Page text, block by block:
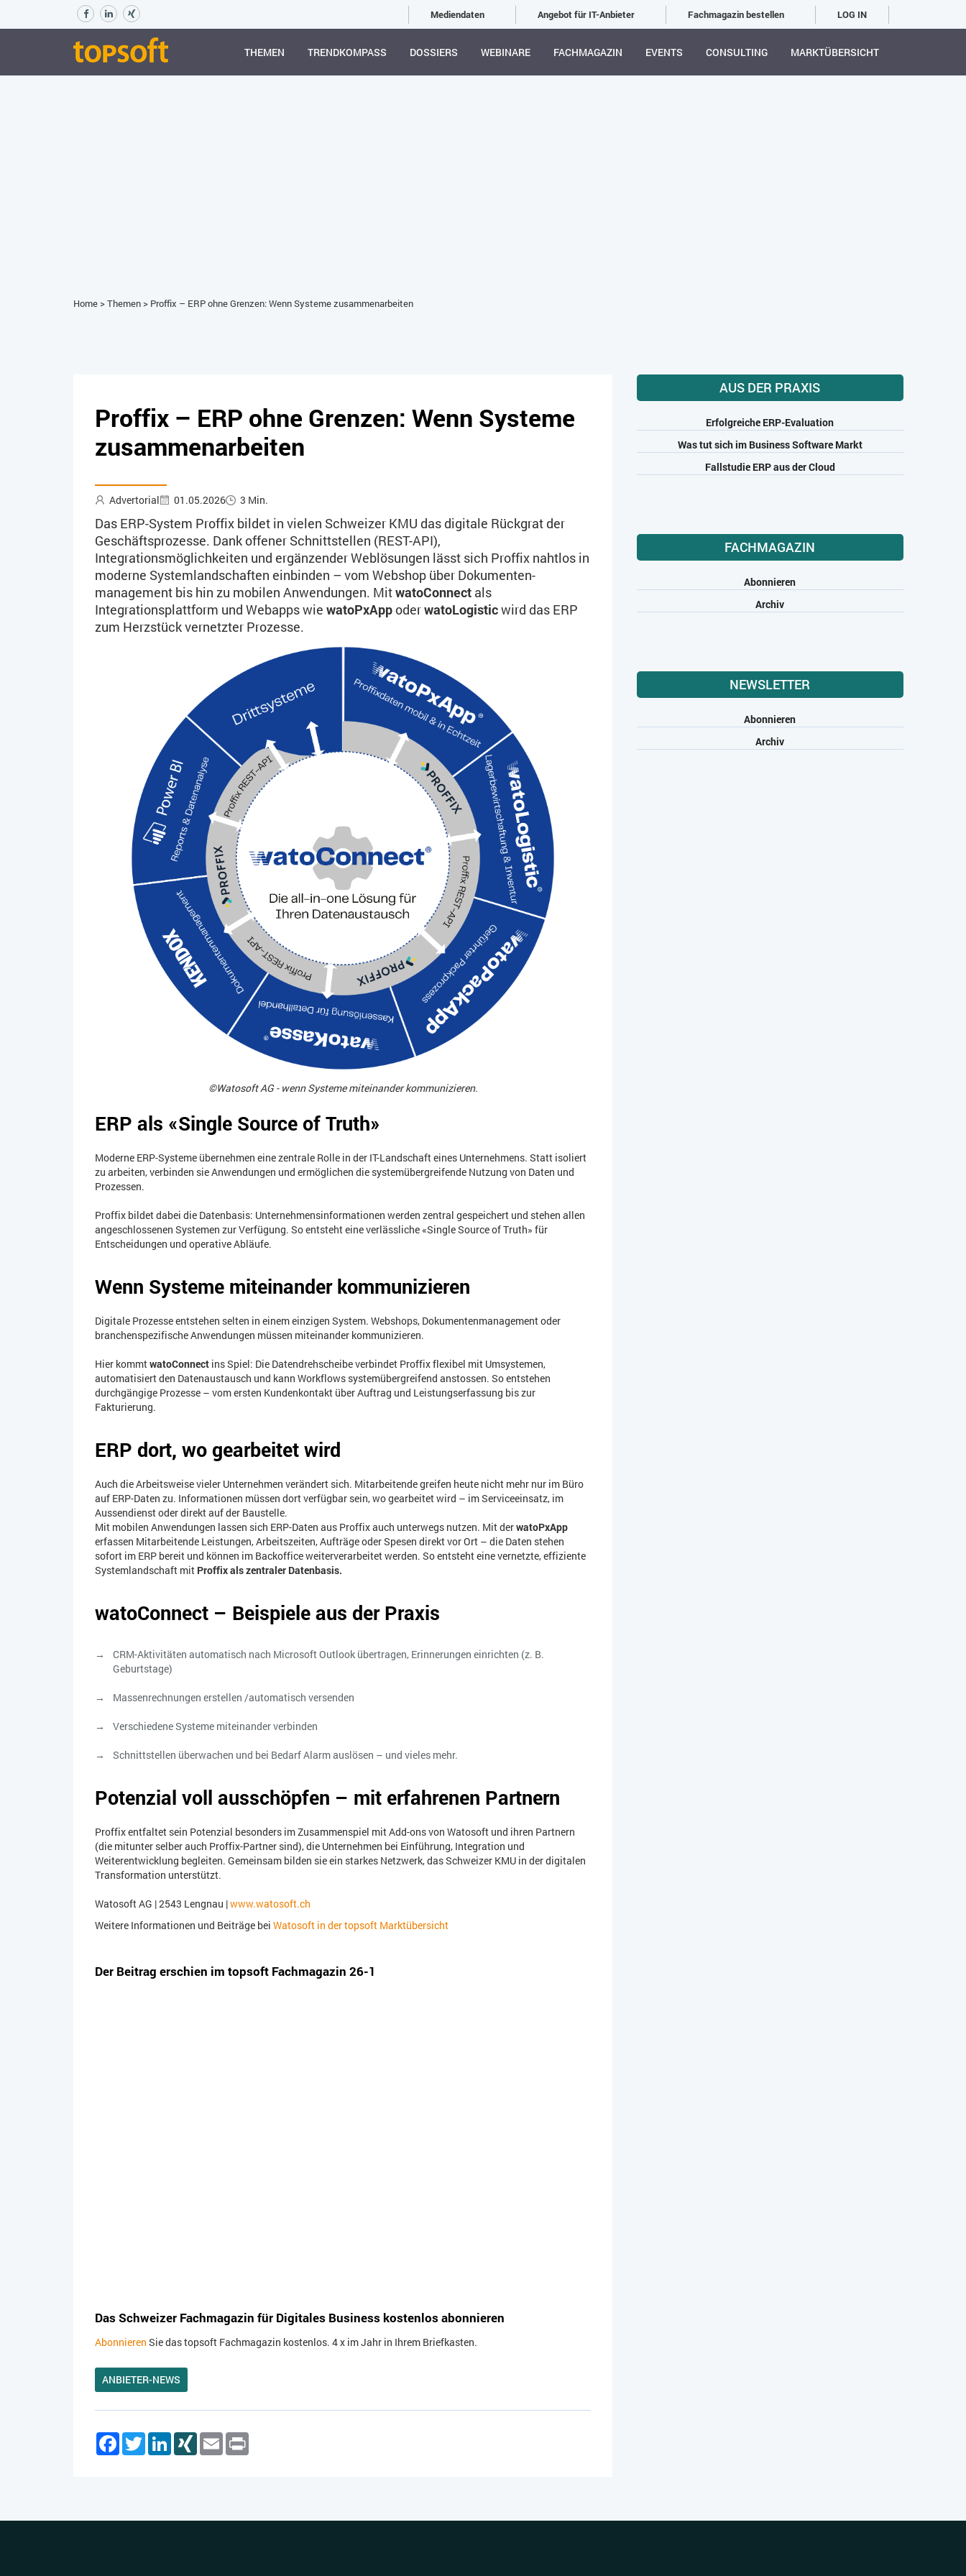
Mediendaten Angebot für IT-Anbieter Fachmagazin bestellen LOG IN
THEMEN TRENDKOMPASS DOSSIERS WEBINARE FACHMAGAZIN EVENTS CONSULTING MARKTÜBERSICHT
Home>Themen> Proffix – ERP ohne Grenzen: Wenn Systeme zusammenarbeiten
Proffix – ERP ohne Grenzen: Wenn Systeme
zusammenarbeiten
Advertorial 01.05.2026 3 Min.
Das ERP-System Proffix bildet in vielen Schweizer KMU das digitale Rückgrat der
Geschäftsprozesse. Dank offener Schnittstellen (REST-API),
Integrationsmöglichkeiten und ergänzender Weblösungen lässt sich Proffix nahtlos in
moderne Systemlandschaften einbinden – vom Webshop über Dokumenten­
management bis hin zu mobilen Anwendungen. MitwatoConnect als
Integrationsplattform und Webapps wie watoPxAppoderwatoLogisticwird das ERP
zum Herzstück vernetzter Prozesse.
©Watosoft AG - wenn Systeme miteinander kommunizieren.
ERP als «Single Source of Truth»
Moderne ERP-Systeme übernehmen eine zentrale Rolle in der IT-Landschaft eines Unternehmens. Statt isoliert
zu arbeiten, verbinden sie Anwendungen und ermöglichen die systemübergreifende Nutzung von Daten und
Prozessen.
Proffix bildet dabei die Datenbasis: Unternehmensinformationen werden zentral gespeichert und stehen allen
angeschlossenen Systemen zur Verfügung. So entsteht eine verlässliche «Single Source of Truth» für
Entscheidungen und operative Abläufe.
Wenn Systeme miteinander kommunizieren
Digitale Prozesse entstehen selten in einem einzigen System. Webshops, Dokumentenmanagement oder
branchenspezifische Anwendungen müssen miteinander kommunizieren.
Hier kommtwatoConnect ins Spiel: Die Datendrehscheibe verbindet Proffix flexibel mit Umsystemen,
automatisiert den Datenaustausch und kann Workflows systemübergreifend anstossen. So entstehen
durchgängige Prozesse – vom ersten Kundenkontakt über Auftrag und Leistungserfassung bis zur
Fakturierung.
ERP dort, wo gearbeitet wird
Auch die Arbeitsweise vieler Unternehmen verändert sich. Mitarbeitende greifen heute nicht mehr nur im Büro
auf ERP-Daten zu. Informationen müssen dort verfügbar sein, wo gearbeitet wird – im Serviceeinsatz, im
Aussendienst oder direkt auf der Baustelle.
Mit mobilen Anwendungen lassen sich ERP-Daten aus Proffix auch unterwegs nutzen. Mit derwatoPxApp
erfassen Mitarbeitende Leistungen, Arbeitszeiten, Aufträge oder Spesen direkt vor Ort – die Daten stehen
sofort im ERP bereit und können im Backoffice weiterverarbeitet werden. So entsteht eine vernetzte, effiziente
Systemlandschaft mit Proffix als zentraler Datenbasis.
watoConnect – Beispiele aus der Praxis
CRM-Aktivitäten automatisch nach Microsoft Outlook übertragen, Erinnerungen einrichten (z. B.
Geburtstage)
Massenrechnungen erstellen /automatisch versenden
Verschiedene Systeme miteinander verbinden
Schnittstellen überwachen und bei Bedarf Alarm auslösen – und vieles mehr.
Potenzial voll ausschöpfen – mit erfahrenen Partnern
Proffix entfaltet sein Potenzial besonders im Zusammenspiel mit Add-ons von Watosoft und ihren Partnern
(die mitunter selber auch Proffix-Partner sind), die Unternehmen bei Einführung, Integration und
Weiterentwicklung begleiten. Gemeinsam bilden sie ein starkes Netzwerk, das Schweizer KMU in der digitalen
Transformation unterstützt.
Watosoft AG | 2543 Lengnau |www.watosoft.ch
Weitere Informationen und Beiträge bei Watosoft in der topsoft Marktübersicht
Der Beitrag erschien im topsoft Fachmagazin 26-1
Das Schweizer Fachmagazin für Digitales Business kostenlos abonnieren
Abonnieren Sie das topsoft Fachmagazin kostenlos. 4 x im Jahr in Ihrem Briefkasten.
ANBIETER-NEWS
FacebookTwitterLinkedInXING Email
AUS DER PRAXIS
Erfolgreiche ERP-Evaluation
Was tut sich im Business Software Markt
Fallstudie ERP aus der Cloud
FACHMAGAZIN
Abonnieren
Archiv
NEWSLETTER
Abonnieren
Archiv